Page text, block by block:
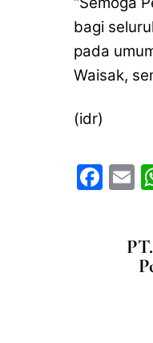
bagi
pada
Waisak,
(idr)
F
E
l